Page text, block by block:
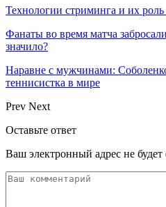
Технологии стриминга и их
Фанаты во время матча
значило?
Наравне с мужчинами:
теннисистка в мире
Prev Next
Оставьте ответ
Ваш электронный адрес не будет